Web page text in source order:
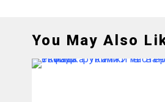
You May Also